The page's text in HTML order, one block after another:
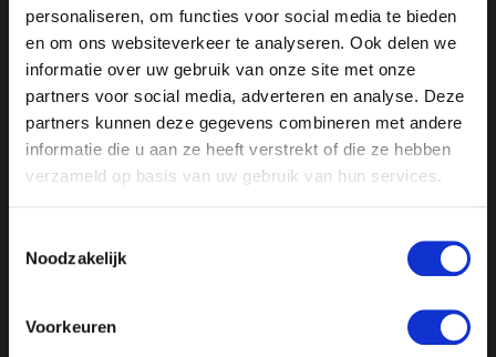
personaliseren, om functies voor social media te bieden
en om ons websiteverkeer te analyseren. Ook delen we
informatie over uw gebruik van onze site met onze
partners voor social media, adverteren en analyse. Deze
partners kunnen deze gegevens combineren met andere
informatie die u aan ze heeft verstrekt of die ze hebben
verzameld op basis van uw gebruik van hun services.
Noodzakelijk
Voorkeuren
Luister 'Wat brengt 2023?' met Adjiedj Bakas, Patrick
Kicken, Arnold Karskens en Peter Vlemmix terug:
De uitzending Wat brengt 2023?